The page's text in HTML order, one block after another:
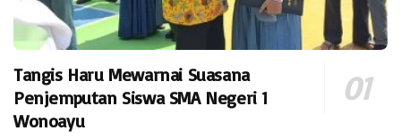
Tangis Haru Mewarnai Suasana
Penjemputan Siswa SMA Negeri 1
Wonoayu